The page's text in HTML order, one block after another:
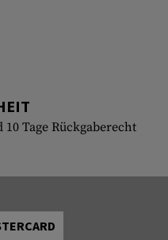
Tage Rückgaberecht